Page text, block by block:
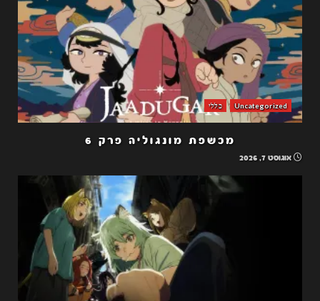
Uncategorized כללי
מכשפת מונגוליה פרק 6
אוגוסט 7, 2026